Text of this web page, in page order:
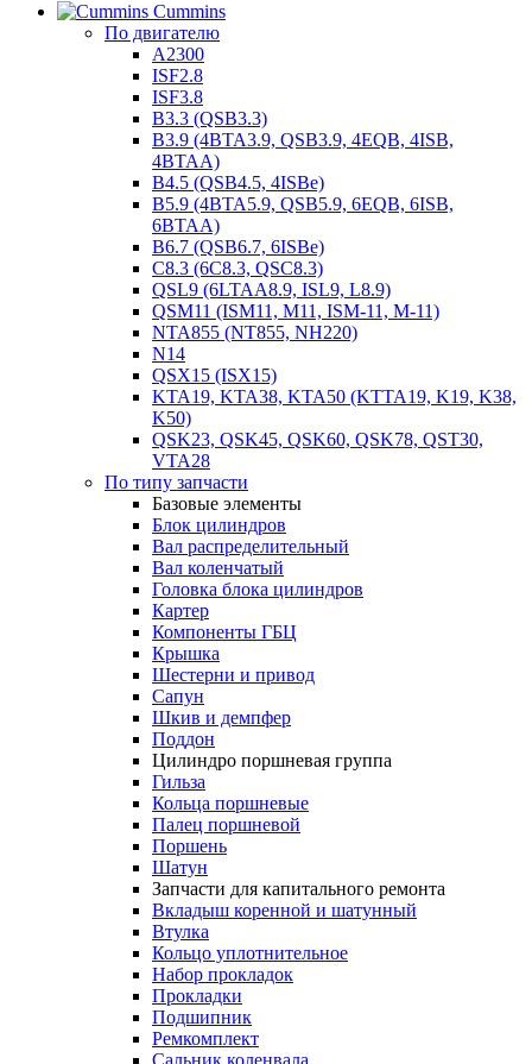
Cummins
По двигателю
A2300
ISF2.8
ISF3.8
B3.3 (QSB3.3)
B3.9 (4BTA3.9, QSB3.9, 4EQB, 4ISB,
4BTAA)
B4.5 (QSB4.5, 4ISBe)
B5.9 (4BTA5.9, QSB5.9, 6EQB, 6ISB,
6BTAA)
B6.7 (QSB6.7, 6ISBe)
C8.3 (6C8.3, QSC8.3)
QSL9 (6LTAA8.9, ISL9, L8.9)
QSM11 (ISM11, M11, ISM-11, M-11)
NTA855 (NT855, NH220)
N14
QSX15 (ISX15)
KTA19, KTA38, KTA50 (KTTA19, K19, K38,
K50)
QSK23, QSK45, QSK60, QSK78, QST30,
VTA28
По типу запчасти
Базовые элементы
Блок цилиндров
Вал распределительный
Вал коленчатый
Головка блока цилиндров
Картер
Компоненты ГБЦ
Крышка
Шестерни и привод
Сапун
Шкив и демпфер
Поддон
Цилиндро поршневая группа
Гильза
Кольца поршневые
Палец поршневой
Поршень
Шатун
Запчасти для капитального ремонта
Вкладыш коренной и шатунный
Втулка
Кольцо уплотнительное
Набор прокладок
Прокладки
Подшипник
Ремкомплект
Сальник коленвала